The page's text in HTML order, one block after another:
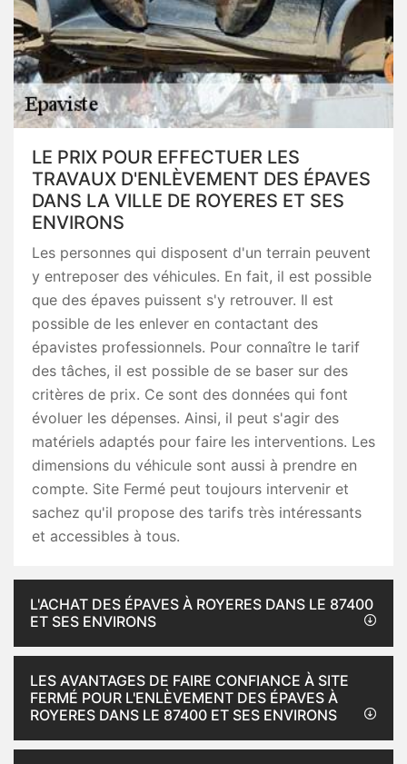
LE PRIX POUR EFFECTUER LES
TRAVAUX D'ENLÈVEMENT DES ÉPAVES
DANS LA VILLE DE ROYERES ET SES
ENVIRONS
Les personnes qui disposent d'un terrain peuvent
y entreposer des véhicules. En fait, il est possible
que des épaves puissent s'y retrouver. Il est
possible de les enlever en contactant des
épavistes professionnels. Pour connaître le tarif
des tâches, il est possible de se baser sur des
critères de prix. Ce sont des données qui font
évoluer les dépenses. Ainsi, il peut s'agir des
matériels adaptés pour faire les interventions. Les
dimensions du véhicule sont aussi à prendre en
compte. Site Fermé peut toujours intervenir et
sachez qu'il propose des tarifs très intéressants
et accessibles à tous.
L'ACHAT DES ÉPAVES À ROYERES DANS LE 87400
ET SES ENVIRONS
LES AVANTAGES DE FAIRE CONFIANCE À SITE
FERMÉ POUR L'ENLÈVEMENT DES ÉPAVES À
ROYERES DANS LE 87400 ET SES ENVIRONS